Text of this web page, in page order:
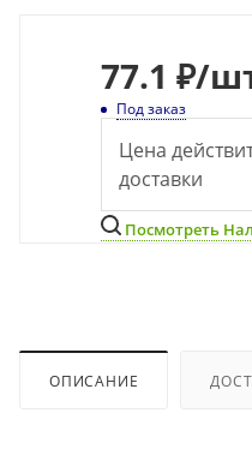
77.1 ₽/
Под заказ
Цена
доставки
Посмотреть
ОПИСАНИЕ